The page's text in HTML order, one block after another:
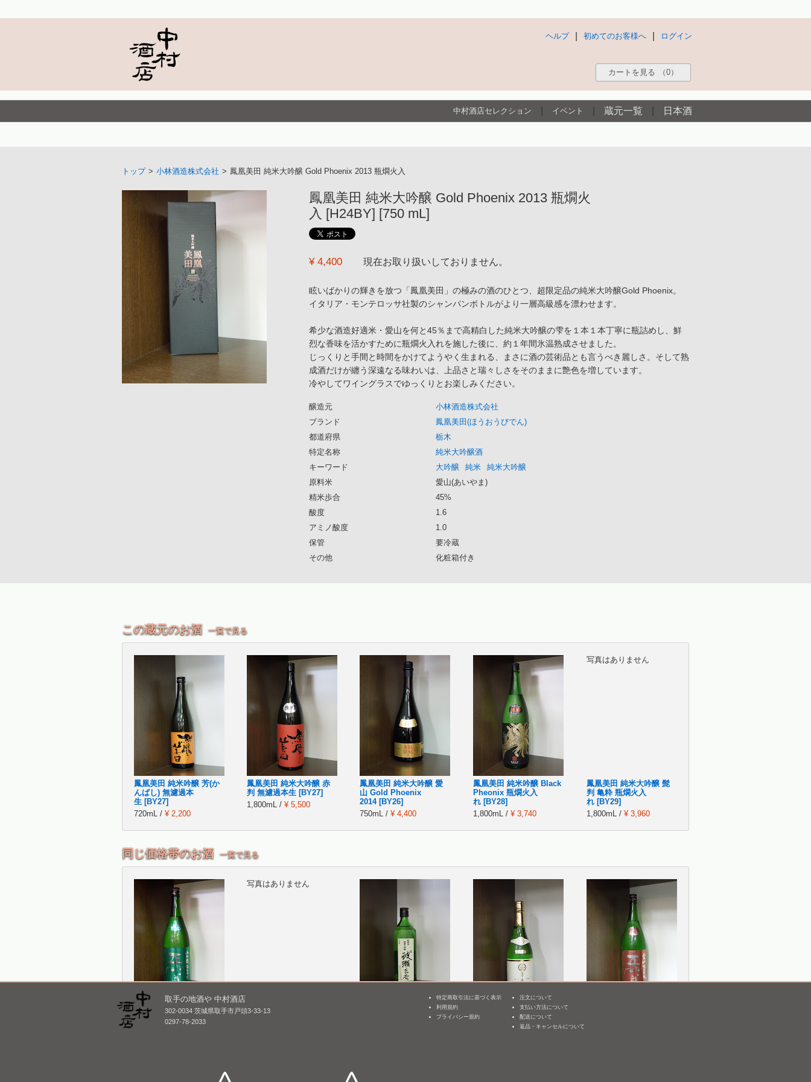
ログイン
初めてのお客様へ
ヘルプ
カートを見る （0）
中村酒店セレクション イベント 蔵元一覧 日本酒
トップ > 小林酒造株式会社 > 鳳凰美田 純米大吟醸 Gold Phoenix 2013 瓶燗火入
鳳凰美田 純米大吟醸 Gold Phoenix 2013 瓶燗火
入 [H24BY] [750 mL]
¥ 4,400 現在お取り扱いしておりません。
眩いばかりの輝きを放つ「鳳凰美田」の極みの酒のひとつ、超限定品の純米大吟醸Gold Phoenix。
イタリア・モンテロッサ社製のシャンパンボトルがより一層高級感を漂わせます。
希少な酒造好適米・愛山を何と45％まで高精白した純米大吟醸の雫を１本１本丁寧に瓶詰めし、鮮
烈な香味を活かすために瓶燗火入れを施した後に、約１年間氷温熟成させました。
じっくりと手間と時間をかけてようやく生まれる、まさに酒の芸術品とも言うべき麗しさ。そして熟
成酒だけが纏う深遠なる味わいは、上品さと瑞々しさをそのままに艶色を増しています。
冷やしてワイングラスでゆっくりとお楽しみください。
醸造元
小林酒造株式会社
ブランド
鳳凰美田(ほうおうびでん)
都道府県
栃木
特定名称
純米大吟醸酒
キーワード
大吟醸 純米
純米大吟醸
原料米
愛山(あいやま)
精米歩合
45%
酸度
1.6
アミノ酸度
1.0
保管
要冷蔵
その他
化粧箱付き
この蔵元のお酒 一覧で見る
鳳凰美田 純米吟醸 芳(か
んばし) 無濾過本
生 [BY27]
720mL / ¥ 2,200
鳳凰美田 純米大吟醸 赤
判 無濾過本生 [BY27]
1,800mL / ¥ 5,500
鳳凰美田 純米大吟醸 愛
山 Gold Phoenix
2014 [BY26]
750mL / ¥ 4,400
鳳凰美田 純米吟醸 Black
Pheonix 瓶燗火入
れ [BY28]
1,800mL / ¥ 3,740
写真はありません
鳳凰美田 純米大吟醸 髭
判 亀粋 瓶燗火入
れ [BY29]
1,800mL / ¥ 3,960
同じ価格帯のお酒 一覧で見る
正雪 純米大吟醸 山田
穂 [BY28]
写真はありません
津島屋 外伝 純米大吟醸
四十三才の春 無濾過生原
開運 大吟醸 伝 波瀬正吉
墨廼江 純米大吟醸 原酒
玉(ぎょく) [BY28]
¥ 4,400
取手の地酒や 中村酒店
302-0034 茨城県取手市戸頭3-33-13
0297-78-2033
特定商取引法に基づく表示
利用規約
プライバシー規約
注文について
支払い方法について
配送について
返品・キャンセルについて